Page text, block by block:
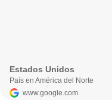
Estados Unidos
País en América del Norte
www.google.com